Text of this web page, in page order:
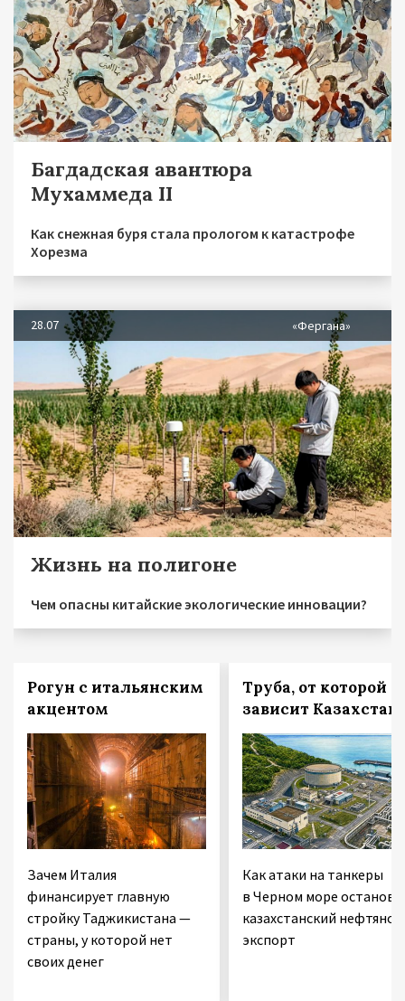
Багдадская авантюра
Мухаммеда II
Как снежная буря стала прологом к катастрофе
Хорезма
28.07 «Фергана»
Жизнь на полигоне
Чем опасны китайские экологические инновации?
Рогун с итальянским
акцентом
Зачем Италия
финансирует главную
стройку Таджикистана —
страны, у которой нет
своих денег
Труба, от которой
зависит Казахстан
Как атаки на танкеры
в Черном море
казахстанский нефтяной
экспорт